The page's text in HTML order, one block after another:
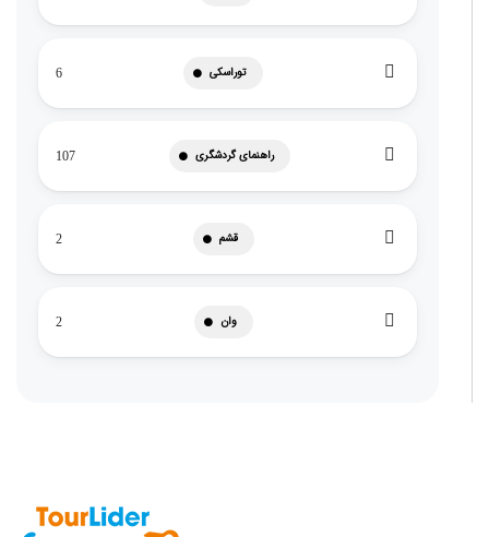
توراسکی 6
راهنمای گردشگری 107
قشم 2
وان 2